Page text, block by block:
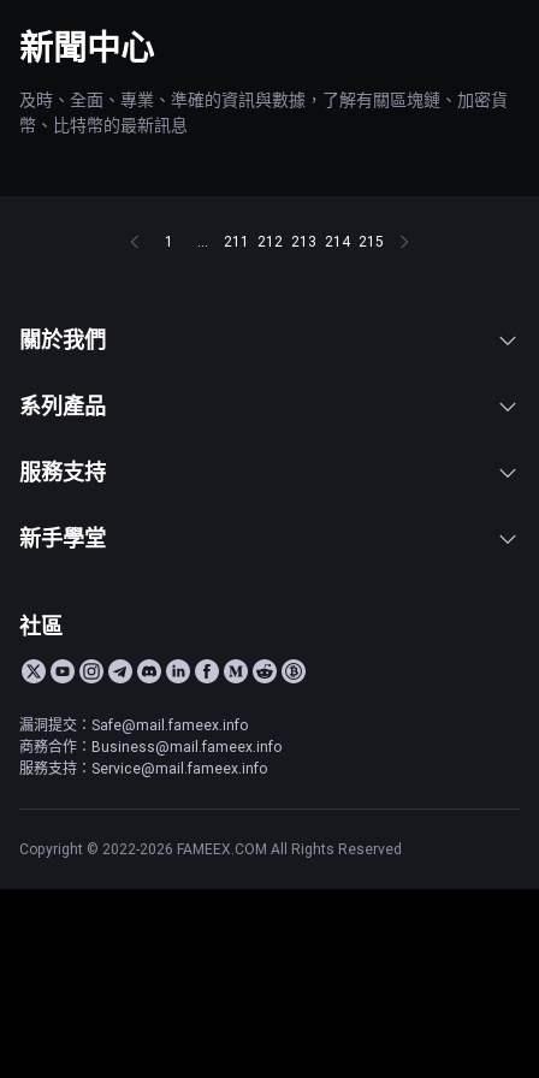
新聞中心
及時、全面、專業、準確的資訊與數據，了解有關區塊鏈、加密貨
幣、比特幣的最新訊息
1 ... 211 212 213 214 215
關於我們
系列產品
服務支持
新手學堂
社區
漏洞提交：Safe@mail.fameex.info
商務合作：Business@mail.fameex.info
服務支持：Service@mail.fameex.info
Copyright © 2022-2026 FAMEEX.COM All Rights Reserved